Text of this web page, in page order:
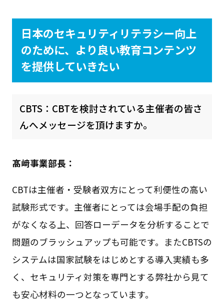
日本のセキュリティリテラシー向上
のために、より良い教育コンテンツ
を提供していきたい
CBTS：CBTを検討されている主催者の皆さ
んへメッセージを頂けますか。
髙﨑事業部長：
CBTは主催者・受験者双方にとって利便性の高い
試験形式です。主催者にとっては会場手配の負担
がなくなる上、回答ローデータを分析することで
問題のブラッシュアップも可能です。またCBTSの
システムは国家試験をはじめとする導入実績も多
く、セキュリティ対策を専門とする弊社から見て
も安心材料の一つとなっています。